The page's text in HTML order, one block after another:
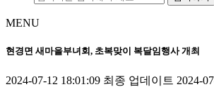
MENU
현경면 새마을부녀회, 초복맞이 복달임행사 개최
2024-07-12 18:01:09 최종 업데이트 2024-